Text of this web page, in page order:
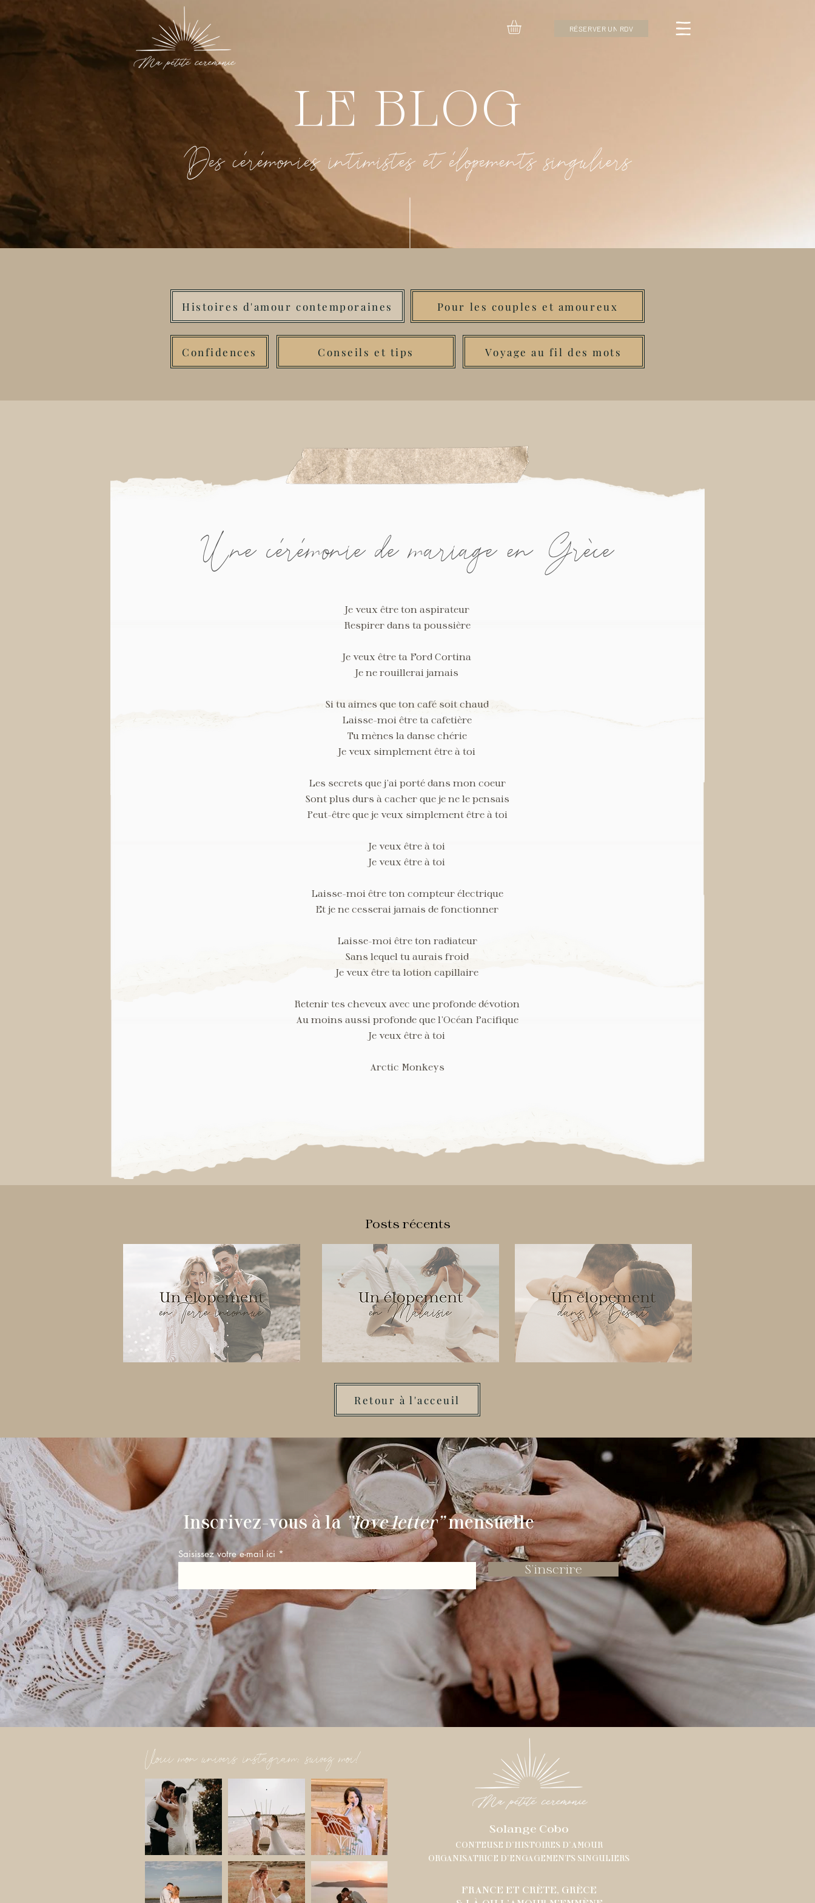
RÉSERVER UN RDV
LE BLOG
Des cérémonies intimistes et élopements singuliers
Histoires d'amour contemporaines Pour les couples et amoureux
Confidences Conseils et tips Voyage au fil des mots
Une cérémonie de mariage en Grèce
Je veux être ton aspirateur
Respirer dans ta poussière
Je veux être ta Ford Cortina
Je ne rouillerai jamais
Si tu aimes que ton café soit chaud
Laisse-moi être ta cafetière
Tu mènes la danse chérie
Je veux simplement être à toi
Les secrets que j’ai porté dans mon coeur
Sont plus durs à cacher que je ne le pensais
Peut-être que je veux simplement être à toi
Je veux être à toi
Je veux être à toi
Laisse-moi être ton compteur électrique
Et je ne cesserai jamais de fonctionner
Laisse-moi être ton radiateur
Sans lequel tu aurais froid
Je veux être ta lotion capillaire
Retenir tes cheveux avec une profonde dévotion
Au moins aussi profonde que l’Océan Pacifique
Je veux être à toi
Arctic Monkeys
Posts récents
Retour à l'acceuil
Inscrivez-vous à la"love letter"mensuelle
Saisissez votre e-mail ici
S'inscrire
Voici mon univers instagram: suivez moi!
Solange Cobo
CONTEUSE D'HISTOIRES D'AMOUR
ORGANISATRICE D'ENGAGEMENTS SINGULIERS
FRANCE ET CRÈTE, GRÈCE
.